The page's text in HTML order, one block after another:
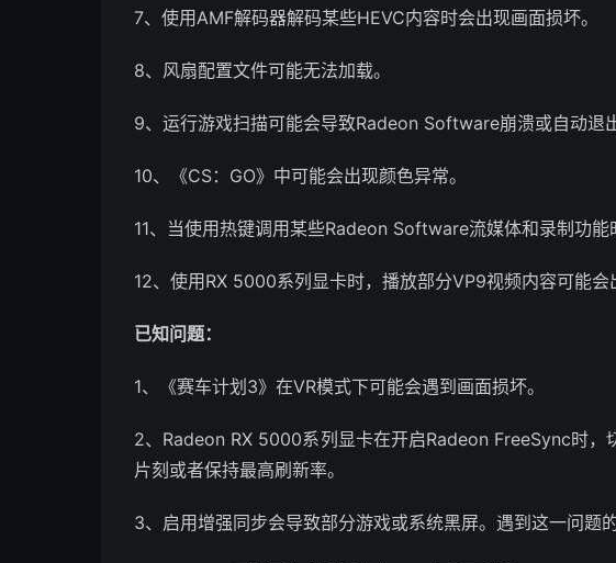
7、使用AMF解码器解码某些HEVC内容时会出现画面损坏。
8、风扇配置文件可能无法加载。
9、运行游戏扫描可能会导致Radeon Software崩溃或自动退出
10、《CS：GO》中可能会出现颜色异常。
11、当使用热键调用某些Radeon Software流媒体和录制功能
12、使用RX 5000系列显卡时，播放部分VP9视频内容可能会
已知问题：
1、《赛车计划3》在VR模式下可能会遇到画面损坏。
2、Radeon RX 5000系列显卡在开启Radeon FreeSync时，
片刻或者保持最高刷新率。
3、启用增强同步会导致部分游戏或系统黑屏。遇到这一问题